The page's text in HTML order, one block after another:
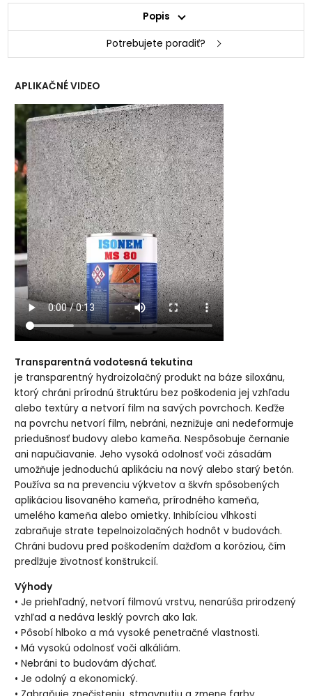
Popis
Potrebujete poradiť?
APLIKAČNÉ VIDEO
Transparentná vodotesná tekutina
je transparentný hydroizolačný produkt na báze siloxánu,
ktorý chráni prírodnú štruktúru bez poškodenia jej vzhľadu
alebo textúry a netvorí film na savých povrchoch. Keďže
na povrchu netvorí film, nebráni, neznižuje ani nedeformuje
priedušnosť budovy alebo kameňa. Nespôsobuje černanie
ani napučiavanie. Jeho vysoká odolnosť voči zásadám
umožňuje jednoduchú aplikáciu na nový alebo starý betón.
Používa sa na prevenciu výkvetov a škvŕn spôsobených
aplikáciou lisovaného kameňa, prírodného kameňa,
umelého kameňa alebo omietky. Inhibíciou vlhkosti
zabraňuje strate tepelnoizolačných hodnôt v budovách.
Chráni budovu pred poškodením dažďom a koróziou, čím
predlžuje životnosť konštrukcií.
Výhody
•Je priehľadný, netvorí filmovú vrstvu, nenarúša prirodzený
vzhľad a nedáva lesklý povrch ako lak.
•Pôsobí hlboko a má vysoké penetračné vlastnosti.
• Má vysokú odolnosť voči alkáliám.
•Nebráni to budovám dýchať.
• Je odolný a ekonomický.